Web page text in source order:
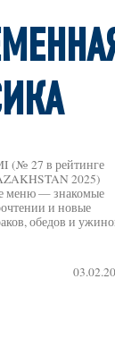
(№ 27 в рейтинге
2025)
меню — знакомые
и новые
обедов и